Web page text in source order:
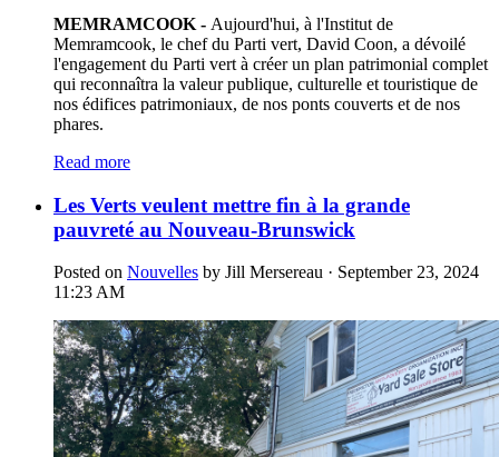
MEMRAMCOOK - Aujourd'hui, à l'Institut de
Memramcook, le chef du Parti vert, David Coon, a dévoilé
l'engagement du Parti vert à créer un plan patrimonial complet
qui reconnaîtra la valeur publique, culturelle et touristique de
nos édifices patrimoniaux, de nos ponts couverts et de nos
phares.
Read more
Les Verts veulent mettre fin à la grande
pauvreté au Nouveau-Brunswick
Posted on Nouvelles by Jill Mersereau · September 23, 2024
11:23 AM